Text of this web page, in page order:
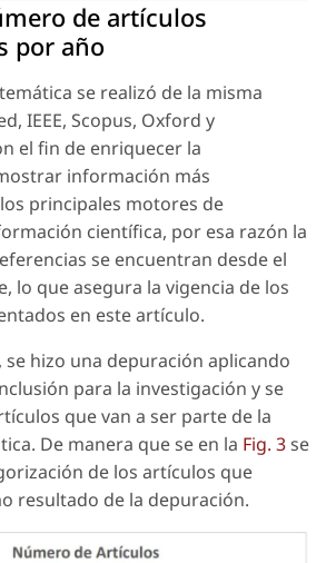
de artículos
por año
se realizó de la misma
IEEE, Scopus, Oxford y
el fin de enriquecer la
información más
principales motores de
científica, por esa razón la
se encuentran desde el
lo que asegura la vigencia de los
en este artículo.
hizo una depuración aplicando
para la investigación y se
que van a ser parte de la
De manera que se en la Fig. 3se
de los artículos que
resultado de la depuración.